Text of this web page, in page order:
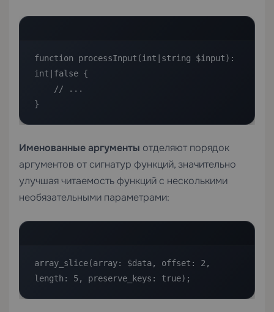
function processInput(int|string $input):
int|false {
}
Именованные аргументы отделяют порядок
аргументов от сигнатур функций, значительно
улучшая читаемость функций с несколькими
необязательными параметрами:
array_slice(array: $data, offset: 2,
length: 5, preserve_keys: true);